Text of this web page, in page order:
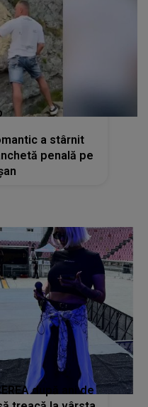
a stârnit
penală pe
după ani de